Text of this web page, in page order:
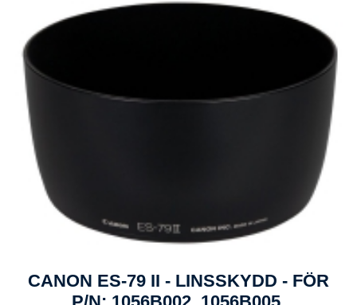
CANON ES-79 II - LINSSKYDD - FÖR